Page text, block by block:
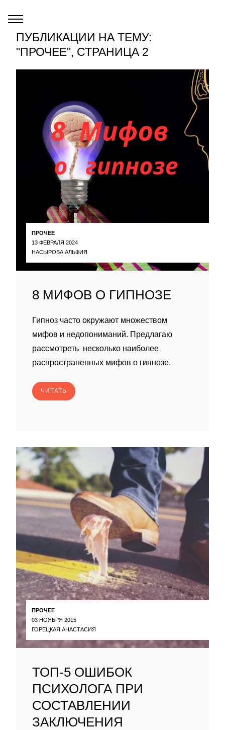
ПУБЛИКАЦИИ НА ТЕМУ:
"ПРОЧЕЕ", СТРАНИЦА 2
ПРОЧЕЕ
13 ФЕВРАЛЯ 2024
НАСЫРОВА АЛЬФИЯ
8 МИФОВ О ГИПНОЗЕ
Гипноз часто окружают множеством
мифов и недопониманий. Предлагаю
рассмотреть несколько наиболее
распространенных мифов о гипнозе.
ЧИТАТЬ
ПРОЧЕЕ
03 НОЯБРЯ 2015
ГОРЕЦКАЯ АНАСТАСИЯ
ТОП-5 ОШИБОК
ПСИХОЛОГА ПРИ
СОСТАВЛЕНИИ
ЗАКЛЮЧЕНИЯ